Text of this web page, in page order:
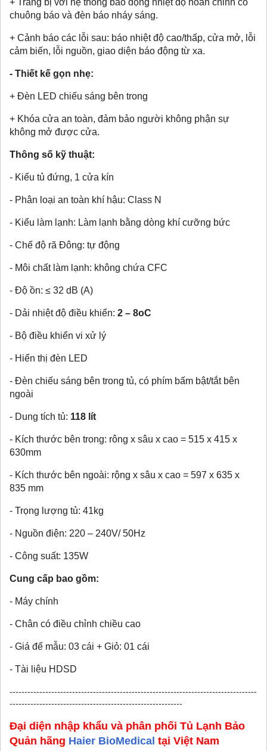
+ Trang bị với hệ thống báo động nhiệt độ hoàn chỉnh có
chuông báo và đèn báo nháy sáng.
+ Cảnh báo các lỗi sau: báo nhiệt độ cao/thấp, cửa mở, lỗi
cảm biến, lỗi nguồn, giao diện báo động từ xa.
- Thiết kế gọn nhẹ:
+ Đèn LED chiếu sáng bên trong
+ Khóa cửa an toàn, đảm bảo người không phận sự
không mở được cửa.
Thông số kỹ thuật:
- Kiểu tủ đứng, 1 cửa kín
- Phân loại an toàn khí hậu: Class N
- Kiểu làm lạnh: Làm lạnh bằng dòng khí cưỡng bức
- Chế độ rã Đông: tự động
- Môi chất làm lạnh: không chứa CFC
- Độ ồn: ≤ 32 dB (A)
- Dải nhiệt độ điều khiển: 2 – 8oC
- Bộ điều khiển vi xử lý
- Hiển thị đèn LED
- Đèn chiếu sáng bên trong tủ, có phím bấm bật/tắt bên
ngoài
- Dung tích tủ: 118 lít
- Kích thước bên trong: rông x sâu x cao = 515 x 415 x
630mm
- Kích thước bên ngoài: rộng x sâu x cao = 597 x 635 x
835 mm
- Trọng lượng tủ: 41kg
- Nguồn điện: 220 – 240V/ 50Hz
- Công suất: 135W
Cung cấp bao gồm:
- Máy chính
- Chân có điều chỉnh chiều cao
- Giá để mẫu: 03 cái + Giỏ: 01 cái
- Tài liệu HDSD
-----------------------------------------------------------------------------------
----------------------------------------------------------
Đại diện nhập khẩu và phân phối Tủ Lạnh Bảo
Quản hãng Haier BioMedical tại Việt Nam